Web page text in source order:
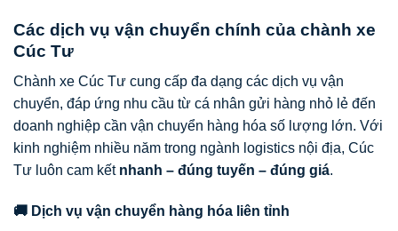
Các dịch vụ vận chuyển chính của chành xe
Cúc Tư
Chành xe Cúc Tư cung cấp đa dạng các dịch vụ vận
chuyển, đáp ứng nhu cầu từ cá nhân gửi hàng nhỏ lẻ đến
doanh nghiệp cần vận chuyển hàng hóa số lượng lớn. Với
kinh nghiệm nhiều năm trong ngành logistics nội địa, Cúc
Tư luôn cam kết nhanh – đúng tuyến – đúng giá.
🚚 Dịch vụ vận chuyển hàng hóa liên tỉnh